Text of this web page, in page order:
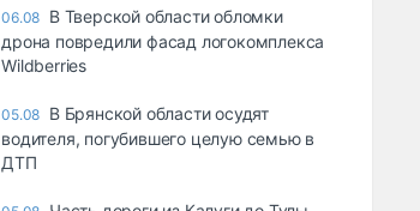
06.08 В Тверской области обломки
дрона повредили фасад логокомплекса
Wildberries
05.08 В Брянской области осудят
водителя, погубившего целую семью в
ДТП